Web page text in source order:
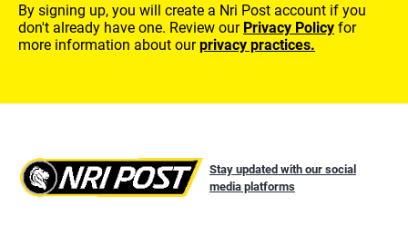
By signing up, you will create a Nri Post account if you
don't already have one. Review our Privacy Policy for
more information about ourprivacy practices.
Stay updated with our social
media platforms